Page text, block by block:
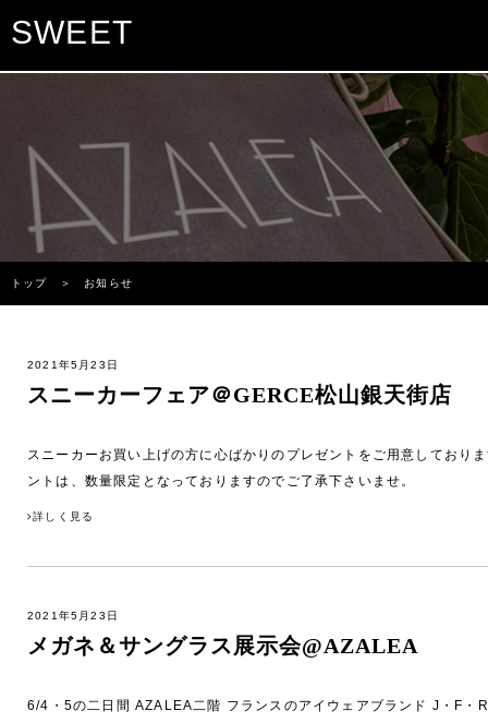
SWEET
トップ ＞ お知らせ
2021年5月23日
スニーカーフェア＠GERCE松山銀天街店
スニーカーお買い上げの方に心ばかりのプレゼントをご用意してお
ントは、数量限定となっておりますのでご了承下さいませ。
詳しく見る
2021年5月23日
メガネ＆サングラス展示会@AZALEA
6/4・5の二日間 AZALEA二階 フランスのアイウェアブランド J・F・